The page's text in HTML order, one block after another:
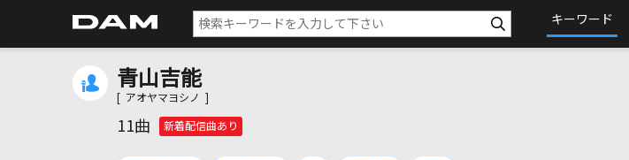
キーワード
青山吉能
[ アオヤマヨシノ ]
11曲 新着配信曲あり